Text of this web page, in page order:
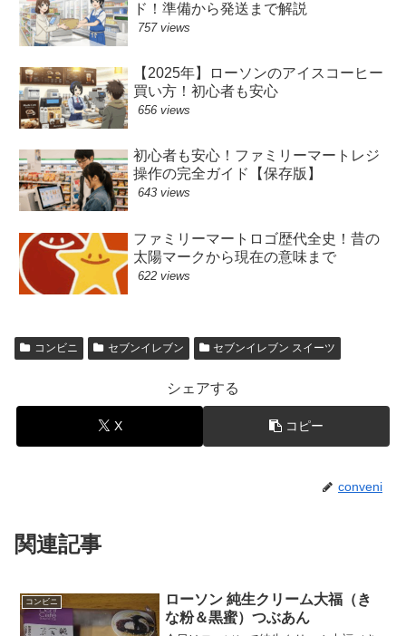
ド！準備から発送まで解説
757 views
【2025年】ローソンのアイスコーヒー
買い方！初心者も安心
656 views
初心者も安心！ファミリーマートレジ
操作の完全ガイド【保存版】
643 views
ファミリーマートロゴ歴代全史！昔の
太陽マークから現在の意味まで
622 views
コンビニ セブンイレブン セブンイレブン スイーツ
シェアする
X コピー
conveni
関連記事
コンビニ
ローソン 純生クリーム大福（き
な粉＆黒蜜）つぶあん